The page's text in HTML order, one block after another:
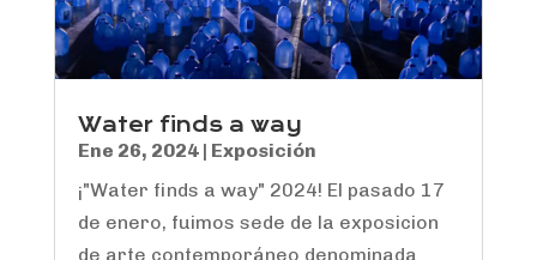
Water finds a way
Ene 26, 2024| Exposición
¡"Water finds a way" 2024! El pasado 17
de enero, fuimos sede de la exposicion
de arte contemporáneo denominada